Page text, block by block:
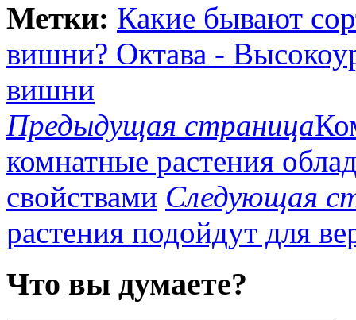
Метки: Какие бывают
вишни? Октава -
вишни
Предыдущая страница
комнатные растения
свойствами Следующая
растения подойдут для
Что вы думаете?